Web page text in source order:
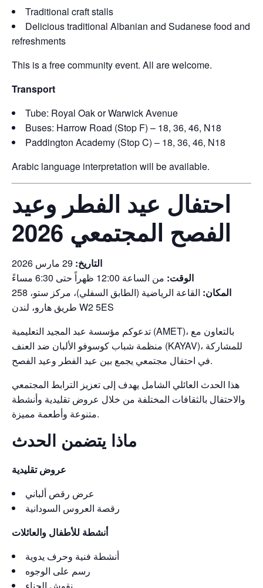
Traditional craft stalls
Delicious traditional Albanian and Sudanese food and
refreshments
This is a free community event. All are welcome.
Transport
Tube: Royal Oak or Warwick Avenue
Buses: Harrow Road (Stop F) – 18, 36, 46, N18
Paddington Academy (Stop C) – 18, 36, 46, N18
Arabic language interpretation will be available.
احتفال عيد الفطر وعيد
الفصح المجتمعي 2026
التاريخ:
الوقت: من الساعة 12:00 ظهراً حتى 6:30 مساءً
المكان:
القاعة الرياضية (الطابق السفلي)، مركز ستو، 258
طريق هارو، لندن W2 5ES
تدعوكم مؤسسة عبد المجيد التعليمية (AMET)، بالتعاون مع
منظمة شباب كوسوفو الألبان ضد العنف (KAYAV)، للمشاركة
في احتفال مجتمعي يجمع بين عيد الفطر وعيد الفصح.
هذا الحدث العائلي الشامل يهدف إلى تعزيز الترابط المجتمعي
والاحتفال بالثقافات المختلفة من خلال عروض تقليدية وأنشطة
متنوعة وأطعمة مميزة.
ماذا يتضمن الحدث
عروض تقليدية
عرض رقص ألباني
رقصة العروس السودانية
أنشطة للأطفال والعائلات
أنشطة فنية وحرف يدوية
رسم على الوجوه